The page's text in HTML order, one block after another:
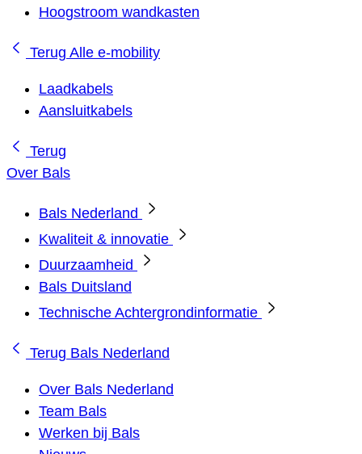
Hoogstroom wandkasten
Terug Alle e-mobility
Laadkabels
Aansluitkabels
Terug
Over Bals
Bals Nederland
Kwaliteit & innovatie
Duurzaamheid
Bals Duitsland
Technische Achtergrondinformatie
Terug Bals Nederland
Over Bals Nederland
Team Bals
Werken bij Bals